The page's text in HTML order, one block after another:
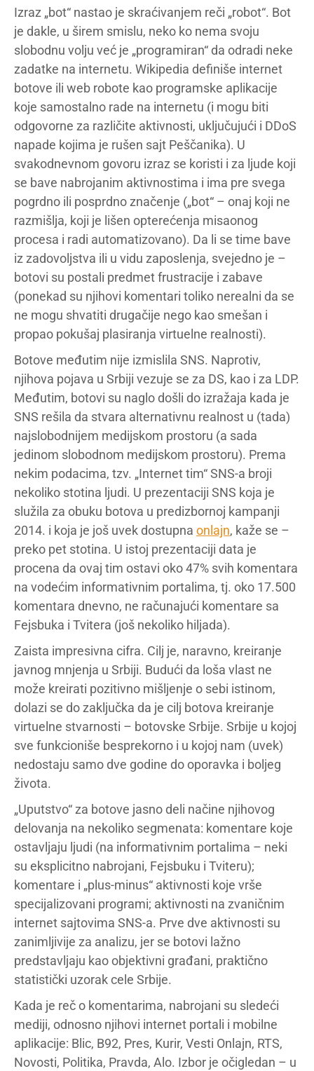
Izraz „bot“ nastao je skraćivanjem reči „robot“. Bot
je dakle, u širem smislu, neko ko nema svoju
slobodnu volju već je „programiran“ da odradi neke
zadatke na internetu. Wikipedia definiše internet
botove ili web robote kao programske aplikacije
koje samostalno rade na internetu (i mogu biti
odgovorne za različite aktivnosti, uključujući i DDoS
napade kojima je rušen sajt Peščanika). U
svakodnevnom govoru izraz se koristi i za ljude koji
se bave nabrojanim aktivnostima i ima pre svega
pogrdno ili posprdno značenje („bot“ – onaj koji ne
razmišlja, koji je lišen opterećenja misaonog
procesa i radi automatizovano). Da li se time bave
iz zadovoljstva ili u vidu zaposlenja, svejedno je –
botovi su postali predmet frustracije i zabave
(ponekad su njihovi komentari toliko nerealni da se
ne mogu shvatiti drugačije nego kao smešan i
propao pokušaj plasiranja virtuelne realnosti).
Botove međutim nije izmislila SNS. Naprotiv,
njihova pojava u Srbiji vezuje se za DS, kao i za LDP.
Međutim, botovi su naglo došli do izražaja kada je
SNS rešila da stvara alternativnu realnost u (tada)
najslobodnijem medijskom prostoru (a sada
jedinom slobodnom medijskom prostoru). Prema
nekim podacima, tzv. „Internet tim“ SNS-a broji
nekoliko stotina ljudi. U prezentaciji SNS koja je
služila za obuku botova u predizbornoj kampanji
2014. i koja je još uvek dostupna onlajn, kaže se –
preko pet stotina. U istoj prezentaciji data je
procena da ovaj tim ostavi oko 47% svih komentara
na vodećim informativnim portalima, tj. oko 17.500
komentara dnevno, ne računajući komentare sa
Fejsbuka i Tvitera (još nekoliko hiljada).
Zaista impresivna cifra. Cilj je, naravno, kreiranje
javnog mnjenja u Srbiji. Budući da loša vlast ne
može kreirati pozitivno mišljenje o sebi istinom,
dolazi se do zaključka da je cilj botova kreiranje
virtuelne stvarnosti – botovske Srbije. Srbije u kojoj
sve funkcioniše besprekorno i u kojoj nam (uvek)
nedostaju samo dve godine do oporavka i boljeg
života.
„Uputstvo“ za botove jasno deli načine njihovog
delovanja na nekoliko segmenata: komentare koje
ostavljaju ljudi (na informativnim portalima – neki
su eksplicitno nabrojani, Fejsbuku i Tviteru);
komentare i „plus-minus“ aktivnosti koje vrše
specijalizovani programi; aktivnosti na zvaničnim
internet sajtovima SNS-a. Prve dve aktivnosti su
zanimljivije za analizu, jer se botovi lažno
predstavljaju kao objektivni građani, praktično
statistički uzorak cele Srbije.
Kada je reč o komentarima, nabrojani su sledeći
mediji, odnosno njihovi internet portali i mobilne
aplikacije: Blic, B92, Pres, Kurir, Vesti Onlajn, RTS,
Novosti, Politika, Pravda, Alo. Izbor je očigledan – u